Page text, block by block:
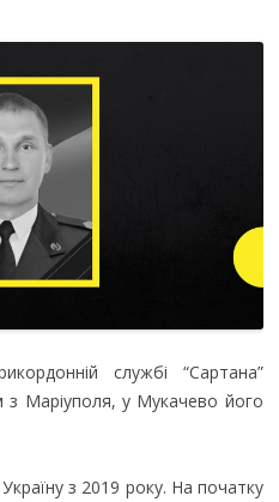
службі “Сартана”
з Маріуполя, у Мукачево його
з 2019 року. На початку